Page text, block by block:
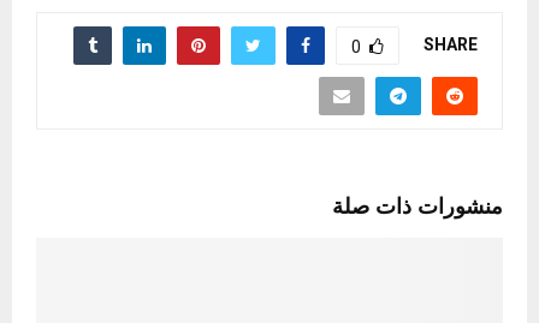
SHARE
0
منشورات ذات صلة